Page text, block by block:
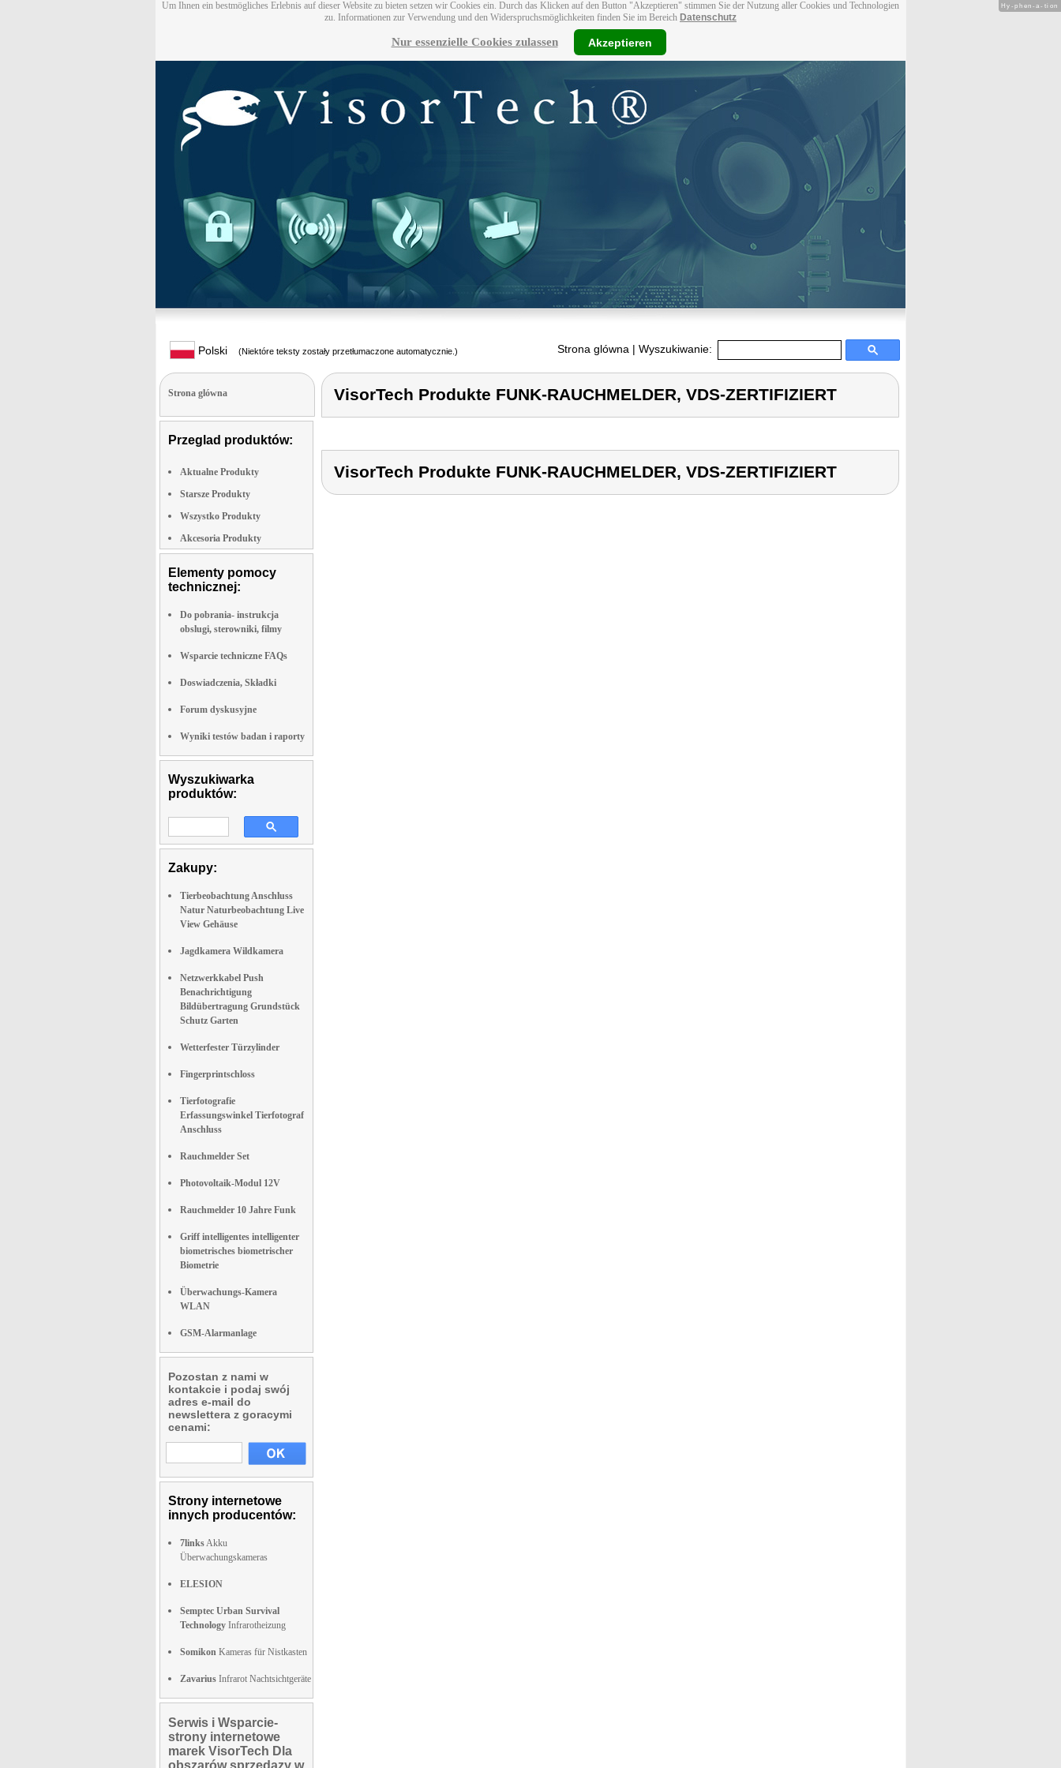
Um Ihnen ein bestmögliches Erlebnis auf dieser Website zu bieten setzen wir Cookies ein. Durch das Klicken auf den Button "Akzeptieren" stimmen Sie der Nutzung aller Cookies und Technologien
zu. Informationen zur Verwendung und den Widerspruchsmöglichkeiten finden Sie im Bereich Datenschutz
Nur essenzielle Cookies zulassen Akzeptieren
Polski (Niektóre teksty zostały przetłumaczone automatycznie.) Strona glówna | Wyszukiwanie:
Strona glówna
Przeglad produktów:
Aktualne Produkty
Starsze Produkty
Wszystko Produkty
Akcesoria Produkty
Elementy pomocy
technicznej:
Do pobrania- instrukcja
obslugi, sterowniki, filmy
Wsparcie techniczne FAQs
Doswiadczenia, Składki
Forum dyskusyjne
Wyniki testów badan i raporty
Wyszukiwarka
produktów:
Zakupy:
Tierbeobachtung Anschluss
Natur Naturbeobachtung Live
View Gehäuse
Jagdkamera Wildkamera
Netzwerkkabel Push
Benachrichtigung
Bildübertragung Grundstück
Schutz Garten
Wetterfester Türzylinder
Fingerprintschloss
Tierfotografie
Erfassungswinkel Tierfotograf
Anschluss
Rauchmelder Set
Photovoltaik-Modul 12V
Rauchmelder 10 Jahre Funk
Griff intelligentes intelligenter
biometrisches biometrischer
Biometrie
Überwachungs-Kamera
WLAN
GSM-Alarmanlage
Pozostan z nami w
kontakcie i podaj swój
adres e-mail do
newslettera z goracymi
cenami:
Strony internetowe
innych producentów:
7linksAkku
Überwachungskameras
ELESION
Semptec Urban Survival
Technology Infrarotheizung
Somikon Kameras für Nistkasten
Zavarius Infrarot Nachtsichtgeräte
Serwis i Wsparcie-
strony internetowe
marek VisorTech Dla
obszarów sprzedazy w
VisorTech Produkte FUNK-RAUCHMELDER, VDS-ZERTIFIZIERT
VisorTech Produkte FUNK-RAUCHMELDER, VDS-ZERTIFIZIERT
Hy-phen-a-tion